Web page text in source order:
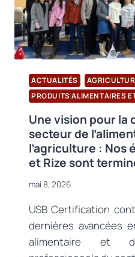
!
ACTUALITÉS
PRODUITS ALIMENTAIRES
Une vision pour la
secteur de
l’agriculture : Nos
et Rize sont
mai 8, 2026
USB Certification
dernières avancées
alimentaire et